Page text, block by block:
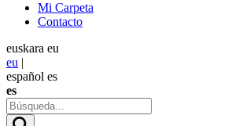
Mi Carpeta
Contacto
euskara eu
eu |
español es
es